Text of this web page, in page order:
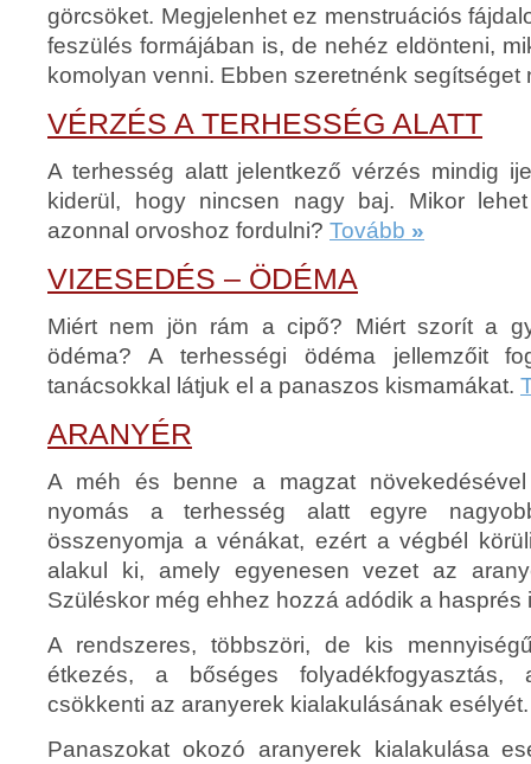
görcsöket. Megjelenhet ez menstruációs
feszülés formájában is, de nehéz eldönteni,
komolyan venni. Ebben szeretnénk segítséget
VÉRZÉS A TERHESSÉG ALATT
A terhesség alatt jelentkező vérzés mindig
kiderül, hogy nincsen nagy baj. Mikor
azonnal orvoshoz fordulni? Tovább »
VIZESEDÉS – ÖDÉMA
Miért nem jön rám a cipő? Miért szorít a
ödéma? A terhességi ödéma jellemzőit
tanácsokkal látjuk el a panaszos kismamákat.
ARANYÉR
A méh és benne a magzat
nyomás a terhesség alatt egyre
összenyomja a vénákat, ezért a végbél
alakul ki, amely egyenesen vezet az
Szüléskor még ehhez hozzá adódik a hasprés
A rendszeres, többszöri, de kis
étkezés, a bőséges folyadékfogyasztás,
csökkenti az aranyerek kialakulásának esélyét.
Panaszokat okozó aranyerek kialakulása